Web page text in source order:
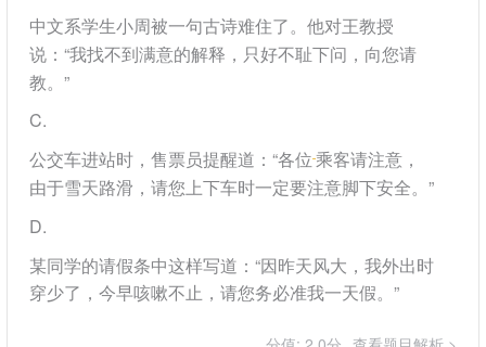
中文系学生小周被一句古诗难住了。他对王教授
说：“我找不到满意的解释，只好不耻下问，向您请
教。”
C
公交车进站时，售票员提醒道：“各位乘客请注意，
由于雪天路滑，请您上下车时一定要注意脚下安全。”
D
某同学的请假条中这样写道：“因昨天风大，我外出时
穿少了，今早咳嗽不止，请您务必准我一天假。”